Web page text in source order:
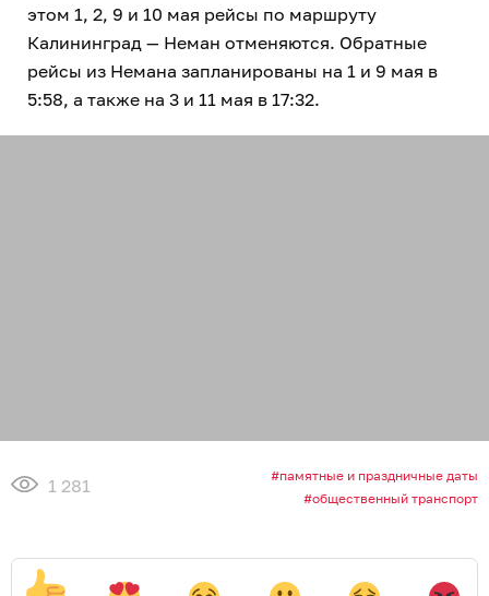
этом 1, 2, 9 и 10 мая рейсы по маршруту
Калининград — Неман отменяются. Обратные
рейсы из Немана запланированы на 1 и 9 мая в
5:58, а также на 3 и 11 мая в 17:32.
1 281
памятные и праздничные даты
общественный транспорт